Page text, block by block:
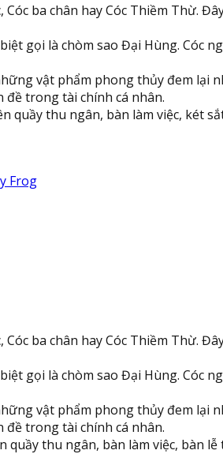
ba chân hay Cóc Thiềm Thừ.
gọi là chòm sao Đại Hùng. Cóc
vật phẩm phong thủy đem lại
đề trong tài chính cá nhân.
quầy thu ngân, bàn làm việc, két
Frog
ba chân hay Cóc Thiềm Thừ.
gọi là chòm sao Đại Hùng. Cóc
vật phẩm phong thủy đem lại
đề trong tài chính cá nhân.
thu ngân, bàn làm việc, bàn lễ